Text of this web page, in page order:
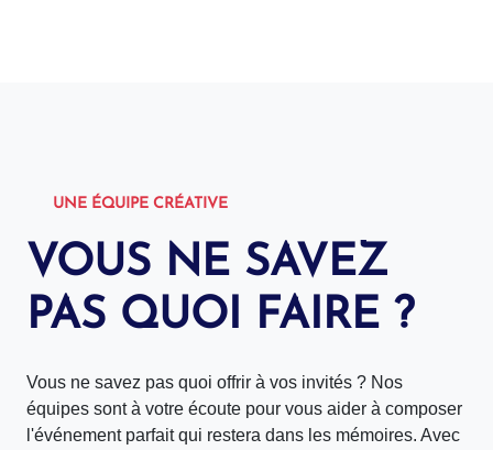
UNE ÉQUIPE CRÉATIVE
VOUS NE SAVEZ
PAS QUOI FAIRE ?
Vous ne savez pas quoi offrir à vos invités ? Nos
équipes sont à votre écoute pour vous aider à composer
l'événement parfait qui restera dans les mémoires. Avec